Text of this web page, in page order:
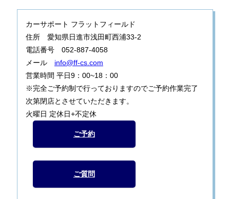
カーサポート フラットフィールド
住所 愛知県日進市浅田町西浦33-2
電話番号 052-887-4058
メール info@ff-cs.com
営業時間 平日9：00~18：00
※完全ご予約制で行っておりますのでご予約作業完了
次第閉店とさせていただきます。
火曜日 定休日+不定休
ご予約
ご質問